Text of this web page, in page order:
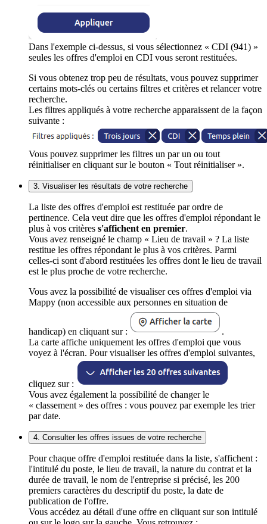
Dans l'exemple ci-dessus, si vous sélectionnez « CDI (941) »
seules les offres d'emploi en CDI vous seront restituées.
Si vous obtenez trop peu de résultats, vous pouvez supprimer
certains mots-clés ou certains filtres et critères et relancer votre
recherche.
Les filtres appliqués à votre recherche apparaissent de la façon
suivante :
Vous pouvez supprimer les filtres un par un ou tout
réinitialiser en cliquant sur le bouton « Tout réinitialiser ».
3. Visualiser les résultats de votre recherche
La liste des offres d'emploi est restituée par ordre de
pertinence. Cela veut dire que les offres d'emploi répondant le
plus à vos critères s'affichent en premier.
Vous avez renseigné le champ « Lieu de travail » ? La liste
restitue les offres répondant le plus à vos critères. Parmi
celles-ci sont d'abord restituées les offres dont le lieu de travail
est le plus proche de votre recherche.
Vous avez la possibilité de visualiser ces offres d'emploi via
Mappy (non accessible aux personnes en situation de
handicap) en cliquant sur :
.
La carte affiche uniquement les offres d'emploi que vous
voyez à l'écran. Pour visualiser les offres d'emploi suivantes,
cliquez sur :
Vous avez également la possibilité de changer le
« classement » des offres : vous pouvez par exemple les trier
par date.
4. Consulter les offres issues de votre recherche
Pour chaque offre d'emploi restituée dans la liste, s'affichent :
l'intitulé du poste, le lieu de travail, la nature du contrat et la
durée de travail, le nom de l'entreprise si précisé, les 200
premiers caractères du descriptif du poste, la date de
publication de l'offre.
Vous accédez au détail d'une offre en cliquant sur son intitulé